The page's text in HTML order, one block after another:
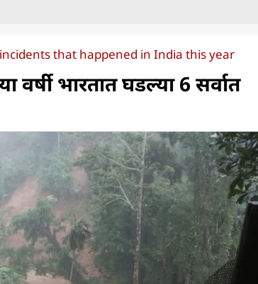
that happened in India this year
भारतात घडल्या 6 सर्वात